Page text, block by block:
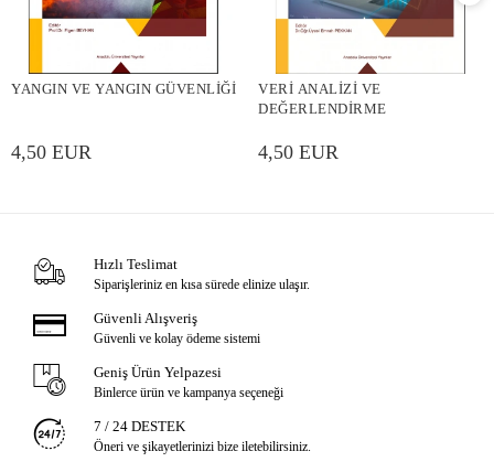
YANGIN VE YANGIN GÜVENLİĞİ
4,50 EUR
VERİ ANALİZİ VE
DEĞERLENDİRME
4,50 EUR
Hızlı Teslimat
Siparişleriniz en kısa sürede elinize ulaşır.
Güvenli Alışveriş
Güvenli ve kolay ödeme sistemi
Geniş Ürün Yelpazesi
Binlerce ürün ve kampanya seçeneği
7 / 24 DESTEK
Öneri ve şikayetlerinizi bize iletebilirsiniz.